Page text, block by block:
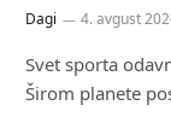
Dagi 4. avgust
Svet sporta
Širom planete